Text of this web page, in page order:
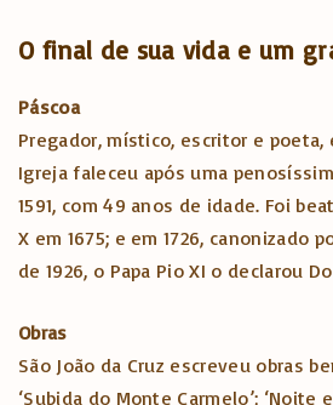
O final de sua vida e um
Páscoa
Pregador, místico, escritor e
Igreja faleceu após uma
1591, com 49 anos de idade. Foi
X em 1675; e em 1726, canonizado
de 1926, o Papa Pio XI o declarou
Obras
São João da Cruz escreveu obras
‘Subida do Monte Carmelo’; ‘Noite